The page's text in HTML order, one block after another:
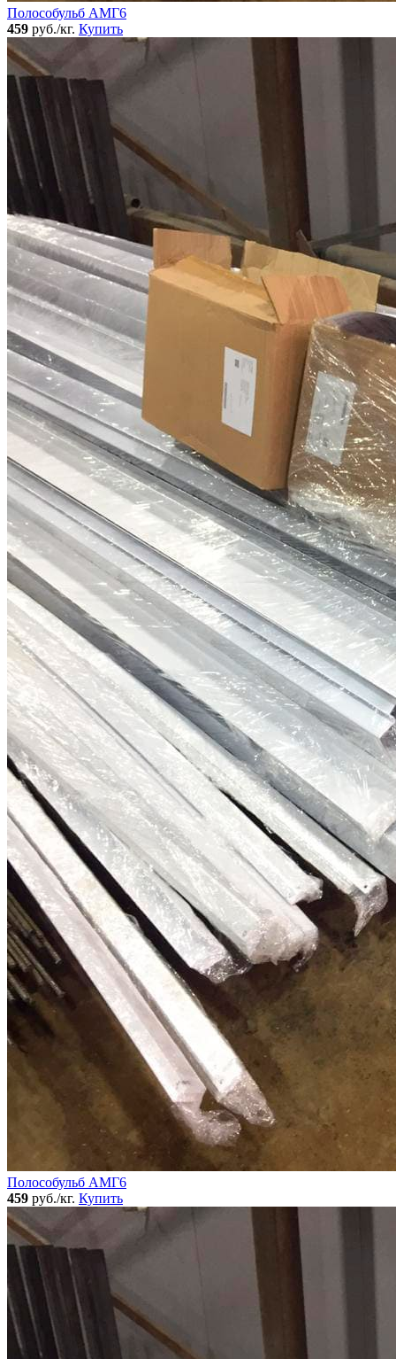
Полособульб АМГ6
459 руб./кг. Купить
Полособульб АМГ6
459 руб./кг. Купить